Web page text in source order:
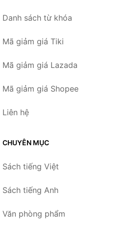
Danh sách từ khóa
Mã giảm giá Tiki
Mã giảm giá Lazada
Mã giảm giá Shopee
Liên hệ
CHUYÊN MỤC
Sách tiếng Việt
Sách tiếng Anh
Văn phòng phẩm